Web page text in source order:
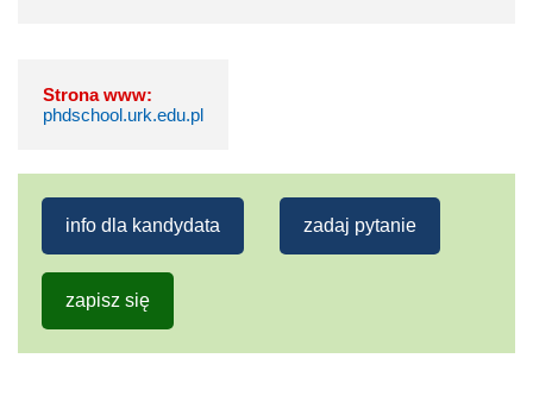
Strona www:
phdschool.urk.edu.pl
info dla kandydata zadaj pytanie
zapisz się